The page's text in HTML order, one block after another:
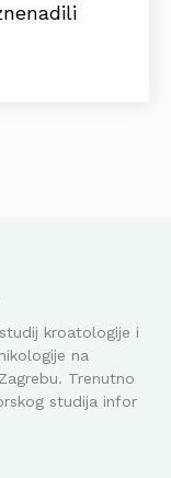
kroatologije i
na
Trenutno
studija infor